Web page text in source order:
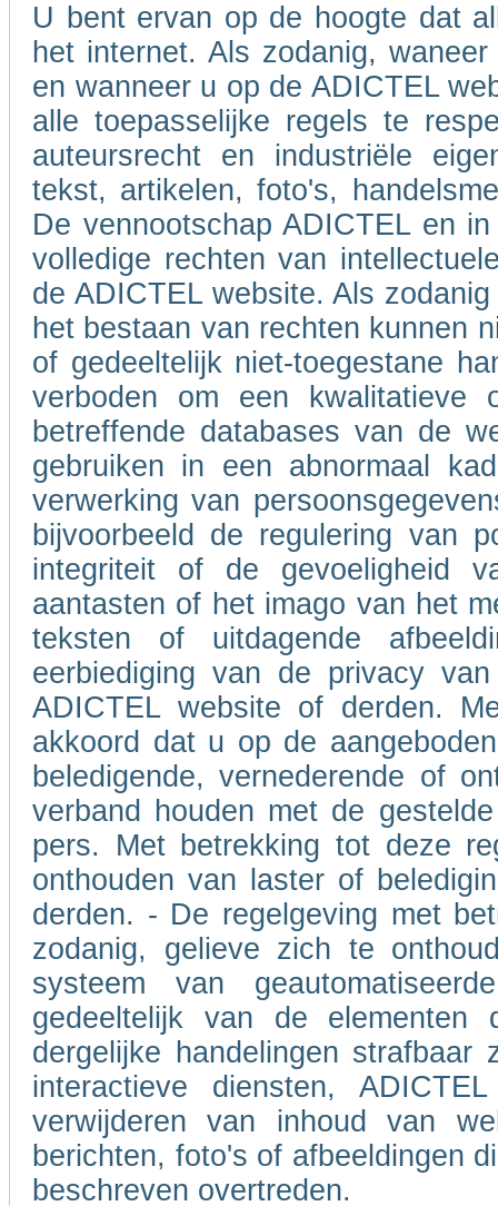
U bent ervan op de hoogte dat
het internet. Als zodanig,
en wanneer u op de ADICTEL
alle toepasselijke regels te
auteursrecht en industriële
tekst, artikelen, foto's,
De vennootschap ADICTEL en
volledige rechten van
de ADICTEL website. Als
het bestaan van rechten kunnen
of gedeeltelijk niet-toegestane
verboden om een
betreffende databases van de
gebruiken in een abnormaal
verwerking van
bijvoorbeeld de regulering van
integriteit of de gevoeligheid
aantasten of het imago van het
teksten of uitdagende
eerbiediging van de privacy
ADICTEL website of derden.
akkoord dat u op de
beledigende, vernederende of
verband houden met de
pers. Met betrekking tot deze
onthouden van laster of
derden. - De regelgeving met
zodanig, gelieve zich te
systeem van
gedeeltelijk van de
dergelijke handelingen
interactieve diensten,
verwijderen van inhoud van
berichten, foto's of afbeeldingen
beschreven overtreden.